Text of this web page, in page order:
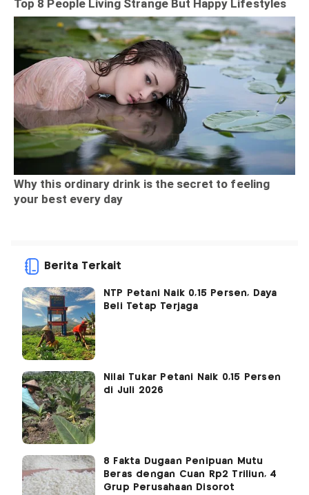
Berita Terkait
NTP Petani Naik 0,15 Persen, Daya
Beli Tetap Terjaga
Nilai Tukar Petani Naik 0,15 Persen
di Juli 2026
8 Fakta Dugaan Penipuan Mutu
Beras dengan Cuan Rp2 Triliun, 4
Grup Perusahaan Disorot